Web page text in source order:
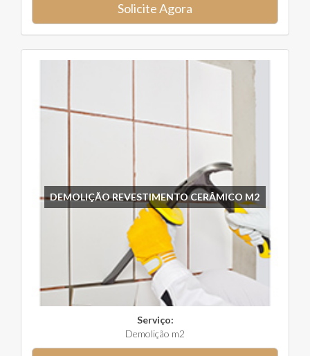
Solicite Agora
DEMOLIÇÃO REVESTIMENTO CERÂMICO M2
Serviço:
Demolição m2